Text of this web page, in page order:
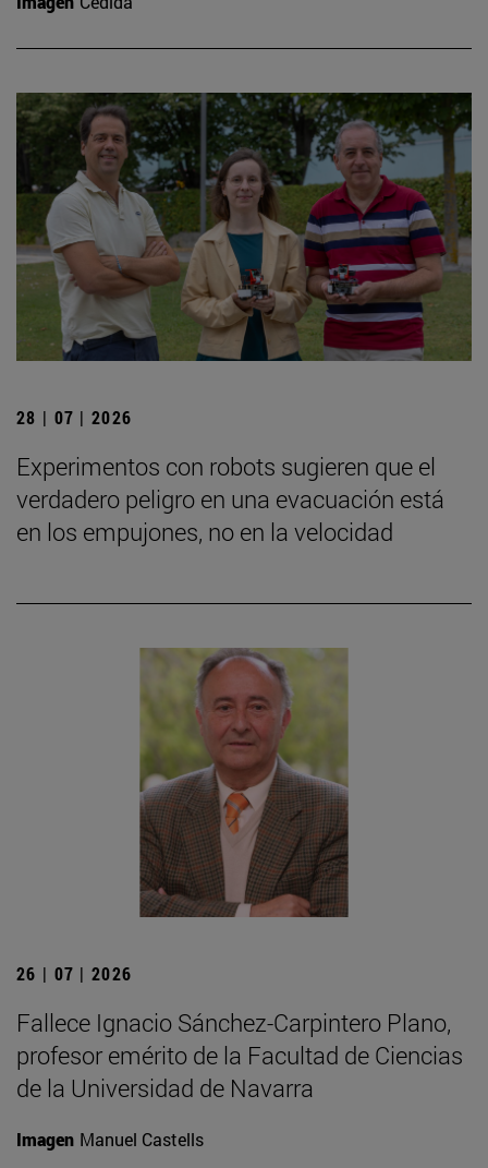
28 | 07 | 2026
Experimentos con robots sugieren que el
verdadero peligro en una evacuación está
en los empujones, no en la velocidad
26 | 07 | 2026
Fallece Ignacio Sánchez-Carpintero Plano,
profesor emérito de la Facultad de Ciencias
de la Universidad de Navarra
Imagen Manuel Castells